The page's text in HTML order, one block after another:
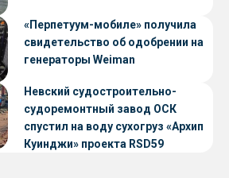
«Перпетуум-мобиле» получила
свидетельство об одобрении на
генераторы Weiman
Невский судостроительно-
судоремонтный завод ОСК
спустил на воду сухогруз «Архип
Куинджи» проекта RSD59